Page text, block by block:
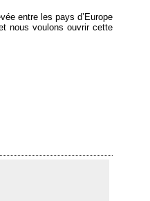
entre les pays d’Europe
nous voulons ouvrir cette